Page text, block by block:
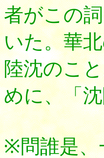
者がこの
いた。華
陸沈のこ
めに、「
※問誰是、